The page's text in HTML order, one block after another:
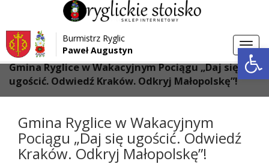
Przejdź do menu
Przejdź do głównej treści strony
Przejdź do stopki strony
Burmistrz Ryglic
Paweł Augustyn
Strona główna > Aktualności
Gmina Ryglice w Wakacyjnym Pociągu „Daj się
ugościć. Odwiedź Kraków. Odkryj Małopolskę”!
Gmina Ryglice w Wakacyjnym
Pociągu „Daj się ugościć. Odwiedź
Kraków. Odkryj Małopolskę”!